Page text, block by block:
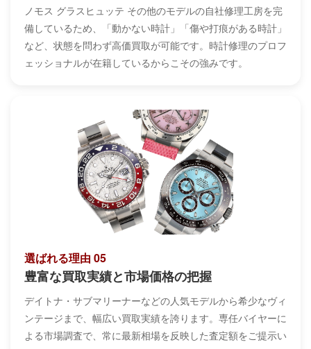
ノモス グラスヒュッテ その他のモデルの自社修理工房を完
備しているため、「動かない時計」「傷や打痕がある時計」
など、状態を問わず高価買取が可能です。時計修理のプロフ
ェッショナルが在籍しているからこその強みです。
選ばれる理由 05
豊富な買取実績と市場価格の把握
デイトナ・サブマリーナーなどの人気モデルから希少なヴィ
ンテージまで、幅広い買取実績を誇ります。専任バイヤーに
よる市場調査で、常に最新相場を反映した査定額をご提示い